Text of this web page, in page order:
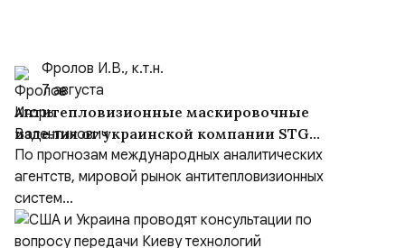
Фролов И.В., к.т.н.
7 августа
Антитепловизионные маскировочные
изделия от украинской компании STG
Defence
По прогнозам международных аналитических
агентств, мировой рынок антитепловизионных
систем...